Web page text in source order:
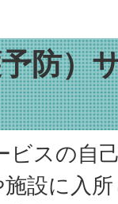
防）
ビスの自
設に入